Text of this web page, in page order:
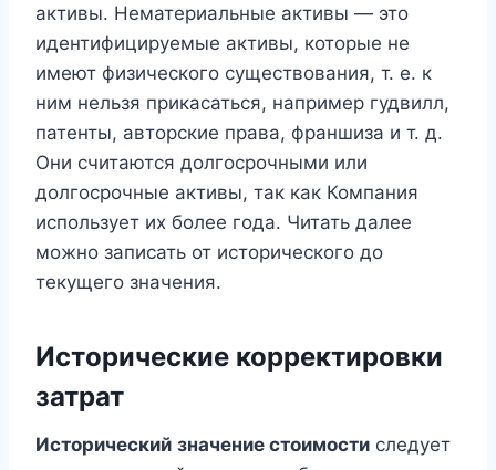
активы. Нематериальные активы — это
идентифицируемые активы, которые не
имеют физического существования, т. е. к
ним нельзя прикасаться, например гудвилл,
патенты, авторские права, франшиза и т. д.
Они считаются долгосрочными или
долгосрочные активы, так как Компания
использует их более года. Читать далее
можно записать от исторического до
текущего значения.
Исторические корректировки
затрат
Исторический значение стоимости следует